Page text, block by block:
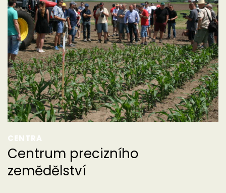
CENTRA
Centrum precizního
zemědělství